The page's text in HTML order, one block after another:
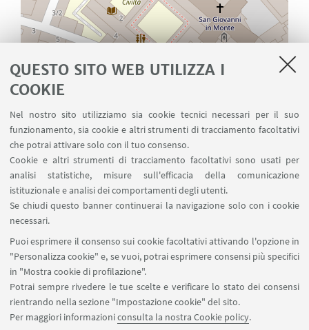
QUESTO SITO WEB UTILIZZA I
COOKIE
Nel nostro sito utilizziamo sia cookie tecnici necessari per il suo
funzionamento, sia cookie e altri strumenti di tracciamento facoltativi
che potrai attivare solo con il tuo consenso.
Cookie e altri strumenti di tracciamento facoltativi sono usati per
analisi statistiche, misure sull'efficacia della comunicazione
istituzionale e analisi dei comportamenti degli utenti.
Se chiudi questo banner continuerai la navigazione solo con i cookie
necessari.
Puoi esprimere il consenso sui cookie facoltativi attivando l'opzione in
"Personalizza cookie" e, se vuoi, potrai esprimere consensi più specifici
in "Mostra cookie di profilazione".
Potrai sempre rivedere le tue scelte e verificare lo stato dei consensi
rientrando nella sezione "Impostazione cookie" del sito.
Per maggiori informazioniconsulta la nostra Cookie policy.
Leaflet | © OpenStreetMap
CONTATTI
Comitato organizzatore
IN EVIDENZA